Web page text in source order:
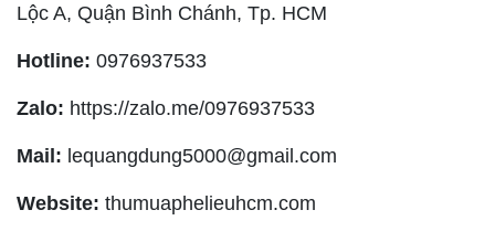
Lộc A, Quận Bình Chánh, Tp. HCM
Hotline: 0976937533
Zalo: https://zalo.me/0976937533
Mail: lequangdung5000@gmail.com
Website: thumuaphelieuhcm.com